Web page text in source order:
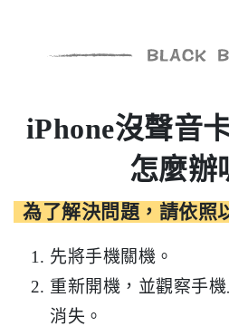
iPhone沒聲音
怎麼辦
為了解決問題，請依照
先將手機關機。
重新開機，並觀察手
消失。